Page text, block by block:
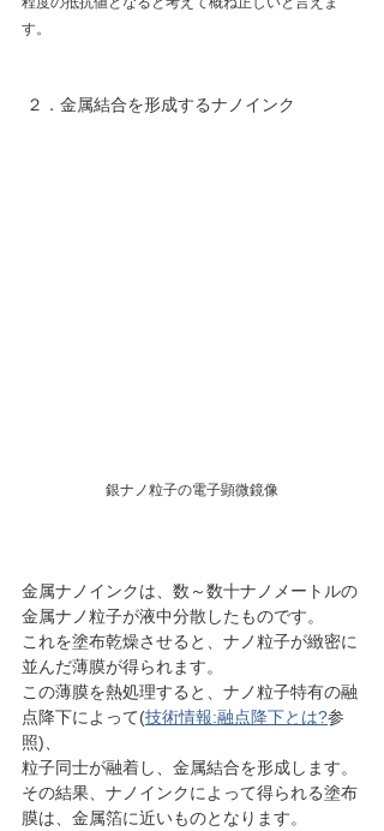
す。
２．金属結合を形成するナノインク
銀ナノ粒子の電子顕微鏡像
金属ナノインクは、数～数十ナノメートルの
金属ナノ粒子が液中分散したものです。
これを塗布乾燥させると、ナノ粒子が緻密に
並んだ薄膜が得られます。
この薄膜を熱処理すると、ナノ粒子特有の融
点降下によって(技術情報:融点降下とは?参
照)、
粒子同士が融着し、金属結合を形成します。
その結果、ナノインクによって得られる塗布
膜は、金属箔に近いものとなります。